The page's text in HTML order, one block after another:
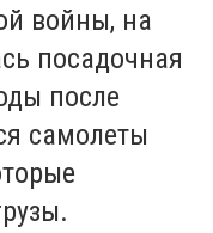
войны, на
посадочная
после
самолеты